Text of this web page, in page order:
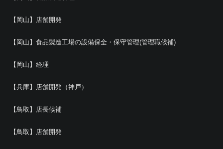
【岡山】店舗開発
【岡山】食品製造工場の設備保全・保守管理(管理職候補)
【岡山】経理
【兵庫】店舗開発（神戸）
【鳥取】店長候補
【鳥取】店舗開発